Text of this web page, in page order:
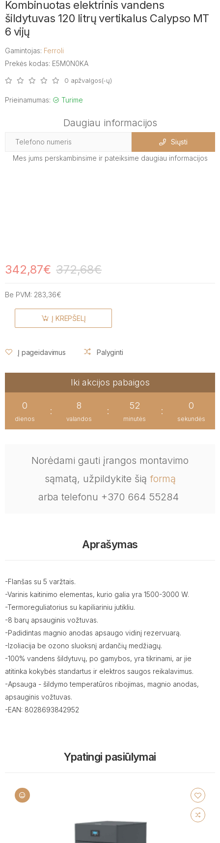
Kombinuotas elektrinis vandens
šildytuvas 120 litrų vertikalus Calypso MT
6 vijų
Gamintojas: Ferroli
Prekės kodas: E5M0N0KA
0 apžvalgos(-ų)
Prieinamumas: Turime
Daugiau informacijos
Siųsti
Mes jums perskambinsime ir pateiksime daugiau informacijos
342,87€ 372,68€
Be PVM: 283,36€
Į KREPŠELĮ
Į pageidavimus Palyginti
Iki akcijos pabaigos
0
dienos
:
8
valandos
:
52
minutės
:
0
sekundės
Norėdami gauti įrangos montavimo
sąmatą, užpildykite šią formą
arba telefonu +370 664 55284
Aprašymas
-Flanšas su 5 varžtais.
-Varinis kaitinimo elementas, kurio galia yra 1500-3000 W.
-Termoreguliatorius su kapiliariniu jutikliu.
-8 barų apsauginis vožtuvas.
-Padidintas magnio anodas apsaugo vidinį rezervuarą.
-Izoliacija be ozono sluoksnį ardančių medžiagų.
-100% vandens šildytuvų, po gamybos, yra tikrinami, ar jie
atitinka kokybės standartus ir elektros saugos reikalavimus.
-Apsauga - šildymo temperatūros ribojimas, magnio anodas,
apsauginis vožtuvas.
-EAN: 8028693842952
Ypatingi pasiūlymai